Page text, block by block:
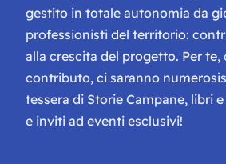
gestito in totale autonomia da
professionisti del territorio:
alla crescita del progetto. Per
contributo, ci saranno
tessera di Storie Campane, libri
e inviti ad eventi esclusivi!